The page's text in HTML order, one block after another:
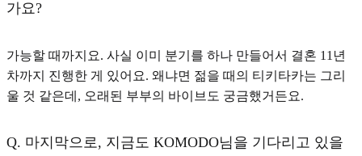
가요?
가능할 때까지요. 사실 이미 분기를 하나 만들어서 결혼 11년
차까지 진행한 게 있어요. 왜냐면 젊을 때의 티키타카는 그리
울 것 같은데, 오래된 부부의 바이브도 궁금했거든요.
Q. 마지막으로, 지금도 KOMODO님을 기다리고 있을